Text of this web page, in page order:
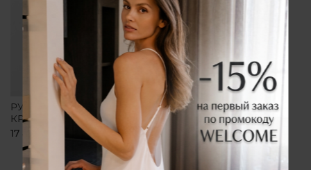
РУБАШКА СВОБОДНОГО
КРОЯ БЕЛАЯ
17 800 ₽